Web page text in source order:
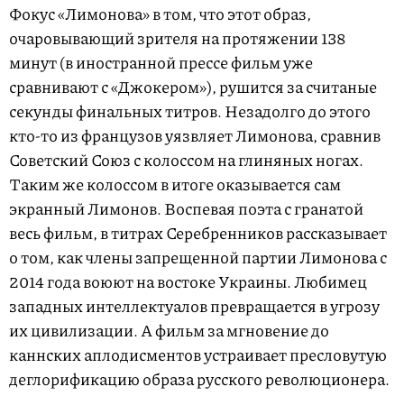
Фокус «Лимонова» в том, что этот образ,
очаровывающий зрителя на протяжении 138
минут (в иностранной прессе фильм уже
сравнивают с «Джокером»), рушится за считаные
секунды финальных титров. Незадолго до этого
кто-то из французов уязвляет Лимонова, сравнив
Советский Союз с колоссом на глиняных ногах.
Таким же колоссом в итоге оказывается сам
экранный Лимонов. Воспевая поэта с гранатой
весь фильм, в титрах Серебренников рассказывает
о том, как члены запрещенной партии Лимонова с
2014 года воюют на востоке Украины. Любимец
западных интеллектуалов превращается в угрозу
их цивилизации. А фильм за мгновение до
каннских аплодисментов устраивает пресловутую
деглорификацию образа русского революционера.